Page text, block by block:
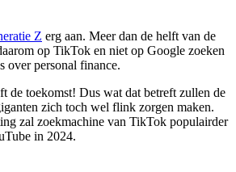
Z erg aan. Meer dan de helft van de
op TikTok en niet op Google zoeken
over personal finance.
de toekomst! Dus wat dat betreft zullen de
zich toch wel flink zorgen maken.
zal zoekmachine van TikTok populairder
in 2024.